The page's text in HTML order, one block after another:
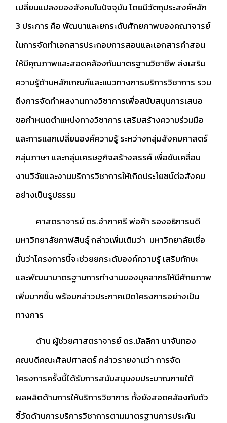
เปลี่ยนแปลงของสังคมในปัจจุบัน โดยมีวัตถุประสงค์หลัก
3 ประการ คือ พัฒนาและยกระดับศักยภาพของคณาจารย์
ในการจัดทำเอกสารประกอบการสอนและเอกสารคำสอน
ให้มีคุณภาพและสอดคล้องกับมาตรฐานวิชาชีพส่งเสริม
ความรู้ด้านหลักเกณฑ์และแนวทางการบริการวิชาการ รวม
ถึงการจัดทำผลงานทางวิชาการเพื่อสนับสนุนการเสนอ
ขอกำหนดตำแหน่งทางวิชาการ เสริมสร้างความร่วมมือ
และการแลกเปลี่ยนองค์ความรู้ ระหว่างกลุ่มสังคมศาสตร์
กลุ่มภาษา และกลุ่มเศรษฐกิจสร้างสรรค์ เพื่อขับเคลื่อน
งานวิจัยและงานบริการวิชาการให้เกิดประโยชน์ต่อสังคม
อย่างเป็นรูปธรรม
ศาสตราจารย์ ดร.อำภาศรี พ่อค้า รองอธิการบดี
มหาวิทยาลัยกาฬสินธุ์ กล่าวเพิ่มเติมว่า มหาวิทยาลัยเชื่อ
มั่นว่าโครงการนี้จะช่วยยกระดับองค์ความรู้ เสริมทักษะ
และพัฒนามาตรฐานการทำงานของบุคลากรให้มีศักยภาพ
เพิ่มมากขึ้น พร้อมกล่าวประกาศเปิดโครงการอย่างเป็น
ทางการ
ด้าน ผู้ช่วยศาสตราจารย์ ดร.มัลลิกา นาจันทอง
คณบดีคณะศิลปศาสตร์ กล่าวรายงานว่า การจัด
โครงการครั้งนี้ได้รับการสนับสนุนงบประมาณภายใต้
ผลผลิตด้านการให้บริการวิชาการ ทั้งยังสอดคล้องกับตัว
ชี้วัดด้านการบริการวิชาการตามมาตรฐานการประกัน